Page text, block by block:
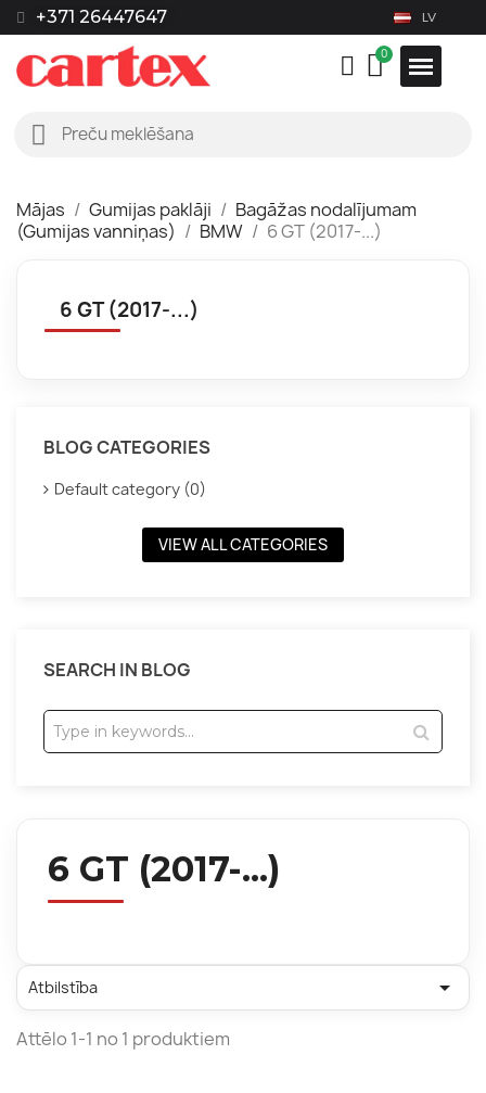
+371 26447647 LV
Mājas Gumijas paklāji
Bagāžas nodalījumam
(Gumijas vanniņas)
BMW 6 GT (2017-...)
6 GT (2017-...)
BLOG CATEGORIES
Default category (0)
VIEW ALL CATEGORIES
SEARCH IN BLOG
6 GT (2017-...)
Atbilstība 
Attēlo 1-1 no 1 produktiem